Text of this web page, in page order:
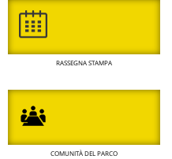
RASSEGNA STAMPA
COMUNITÀ DEL PARCO